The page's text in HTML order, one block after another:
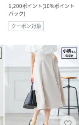
1,200ポイント(10%ポイント
バック)
クーポン対象